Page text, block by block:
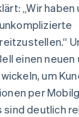
„Wir haben
einen neuen
um
per
sind deutlich